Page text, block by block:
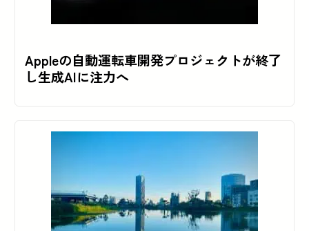
Appleの自動運転車開発プロジェクトが終了
し生成AIに注力へ